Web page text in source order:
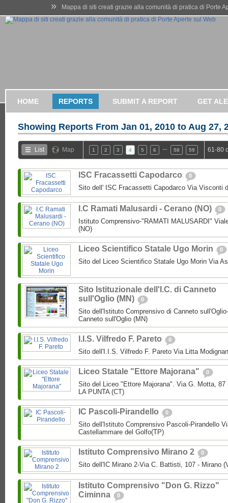
» Mappa di siti creati grazie alla comunità di pratica di Porte
HOME REPORTS SUBMIT A REPORT GET
Showing Reports From Jan 01, 2010 to Aug 27,
List Map 1 2 3 4 5 6 58 59 61-80
ISC Fracassetti Capodarco 0
Sito dell' ISC Fracassetti Capodarco Via Visconti
I.C Ramati Malusardi - Cerano (NO) 0
Istituto Comprensivo-"RAMATI MALUSARDI"
(NO)
Liceo Scientifico Statale Ugo Morin 0
Sito del Liceo Scientifico Statale Ugo Morin Via
Sito Istituzionale dell'I.C. di Canneto
sull'Oglio (MN)
0
Sito dell'Istituto Comprensivo di Canneto
Canneto sull'Oglio (MN)
I.I.S. Vilfredo F. Pareto 0
Sito dell'I.I.S. Vilfredo F. Pareto Via Litta
Liceo Statale "Ettore Majorana" 0
Sito del Liceo "Ettore Majorana". Via G. Motta, 87
LA PUNTA (CT)
IC Pascoli-Pirandello 0
Sito dell'Istituto Comprensivo Pascoli-Pirandello
Castellammare del Golfo(TP)
Istituto Comprensivo Mirano 2 0
Sito dell'IC Mirano 2-Via C. Battisti, 107 - Mirano
Istituto Comprensivo "Don G. Rizzo"
Ciminna
0